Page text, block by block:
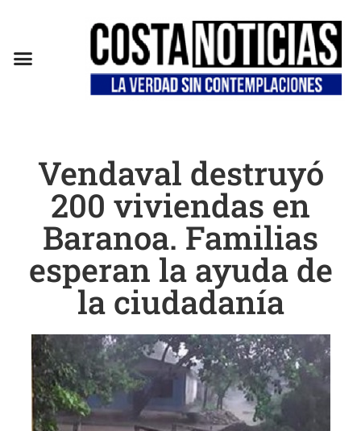
Vendaval destruyó
200 viviendas en
Baranoa. Familias
esperan la ayuda de
la ciudadanía